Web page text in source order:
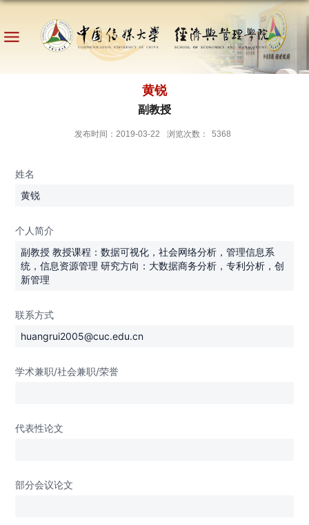
黄锐
副教授
发布时间：2019-03-22 浏览次数： 5368
姓名
黄锐
个人简介
副教授 教授课程：数据可视化，社会网络分析，管理信息系
统，信息资源管理 研究方向：大数据商务分析，专利分析，创
新管理
联系方式
huangrui2005@cuc.edu.cn
学术兼职/社会兼职/荣誉
代表性论文
部分会议论文